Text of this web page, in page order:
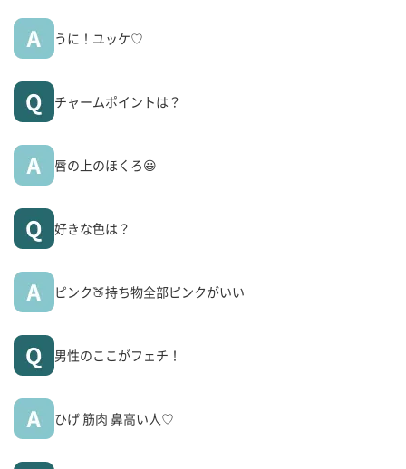
うに！ユッケ♡
チャームポイントは？
唇の上のほくろ😃
好きな色は？
ピンク🍑持ち物全部ピンクがいい
男性のここがフェチ！
ひげ 筋肉 鼻高い人♡